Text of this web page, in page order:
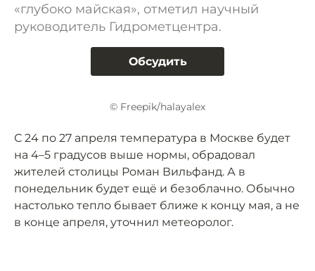
«глубоко майская», отметил научный
руководитель Гидрометцентра.
Обсудить
© Freepik/halayalex
С 24 по 27 апреля температура в Москве будет
на 4–5 градусов выше нормы, обрадовал
жителей столицы Роман Вильфанд. А в
понедельник будет ещё и безоблачно. Обычно
настолько тепло бывает ближе к концу мая, а не
в конце апреля, уточнил метеоролог.